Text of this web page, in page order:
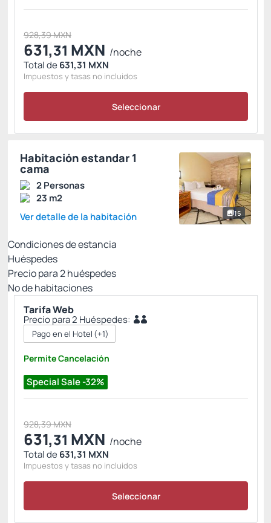
928,39 MXN
631,31 MXN /noche
Total de631,31 MXN
Impuestos y tasas no incluidos
Seleccionar
15
Habitación estandar 1
cama
2 Personas
23 m2
Ver detalle de la habitación
Condiciones de estancia
Huéspedes
Precio para2huéspedes
Nº de habitaciones
Tarifa Web
Precio para 2 Huéspedes:
Pago en el Hotel (+1)
Special Sale -32%
Permite Cancelación
928,39 MXN
631,31 MXN /noche
Total de631,31 MXN
Impuestos y tasas no incluidos
Seleccionar